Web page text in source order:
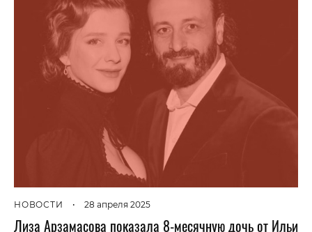
НОВОСТИ • 28 апреля 2025
Лиза Арзамасова показала 8-месячную дочь от Ильи